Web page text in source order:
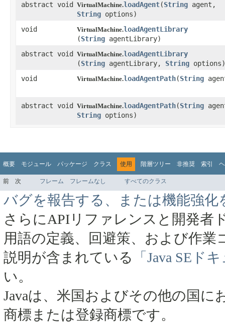
abstract void VirtualMachine.loadAgent​(String agent,
String options)
void
VirtualMachine.loadAgentLibrary
(String agentLibrary)
abstract void VirtualMachine.loadAgentLibrary
(String agentLibrary, String options)
void
VirtualMachine.loadAgentPath​(String
abstract void VirtualMachine.loadAgentPath​(String
String options)
概要 モジュール パッケージ クラス 使用 階層ツリー 非推奨 索引
前 次 フレーム フレームなし すべてのクラス
バグを報告する、または機能強化
さらにAPIリファレンスと開発者
用語の定義、回避策、および作
説明が含まれている
「Java SEド
い。
Javaは、米国およびその他の国に
商標または登録商標です。